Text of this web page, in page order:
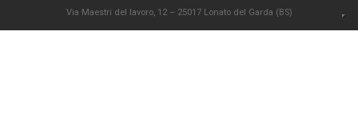
Via Maestri del lavoro, 12 – 25017 Lonato del Garda (BS)